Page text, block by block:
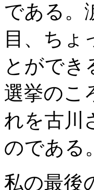
である。
目、ちょ
とができ
選挙のこ
れを古川
のである。
私の最後